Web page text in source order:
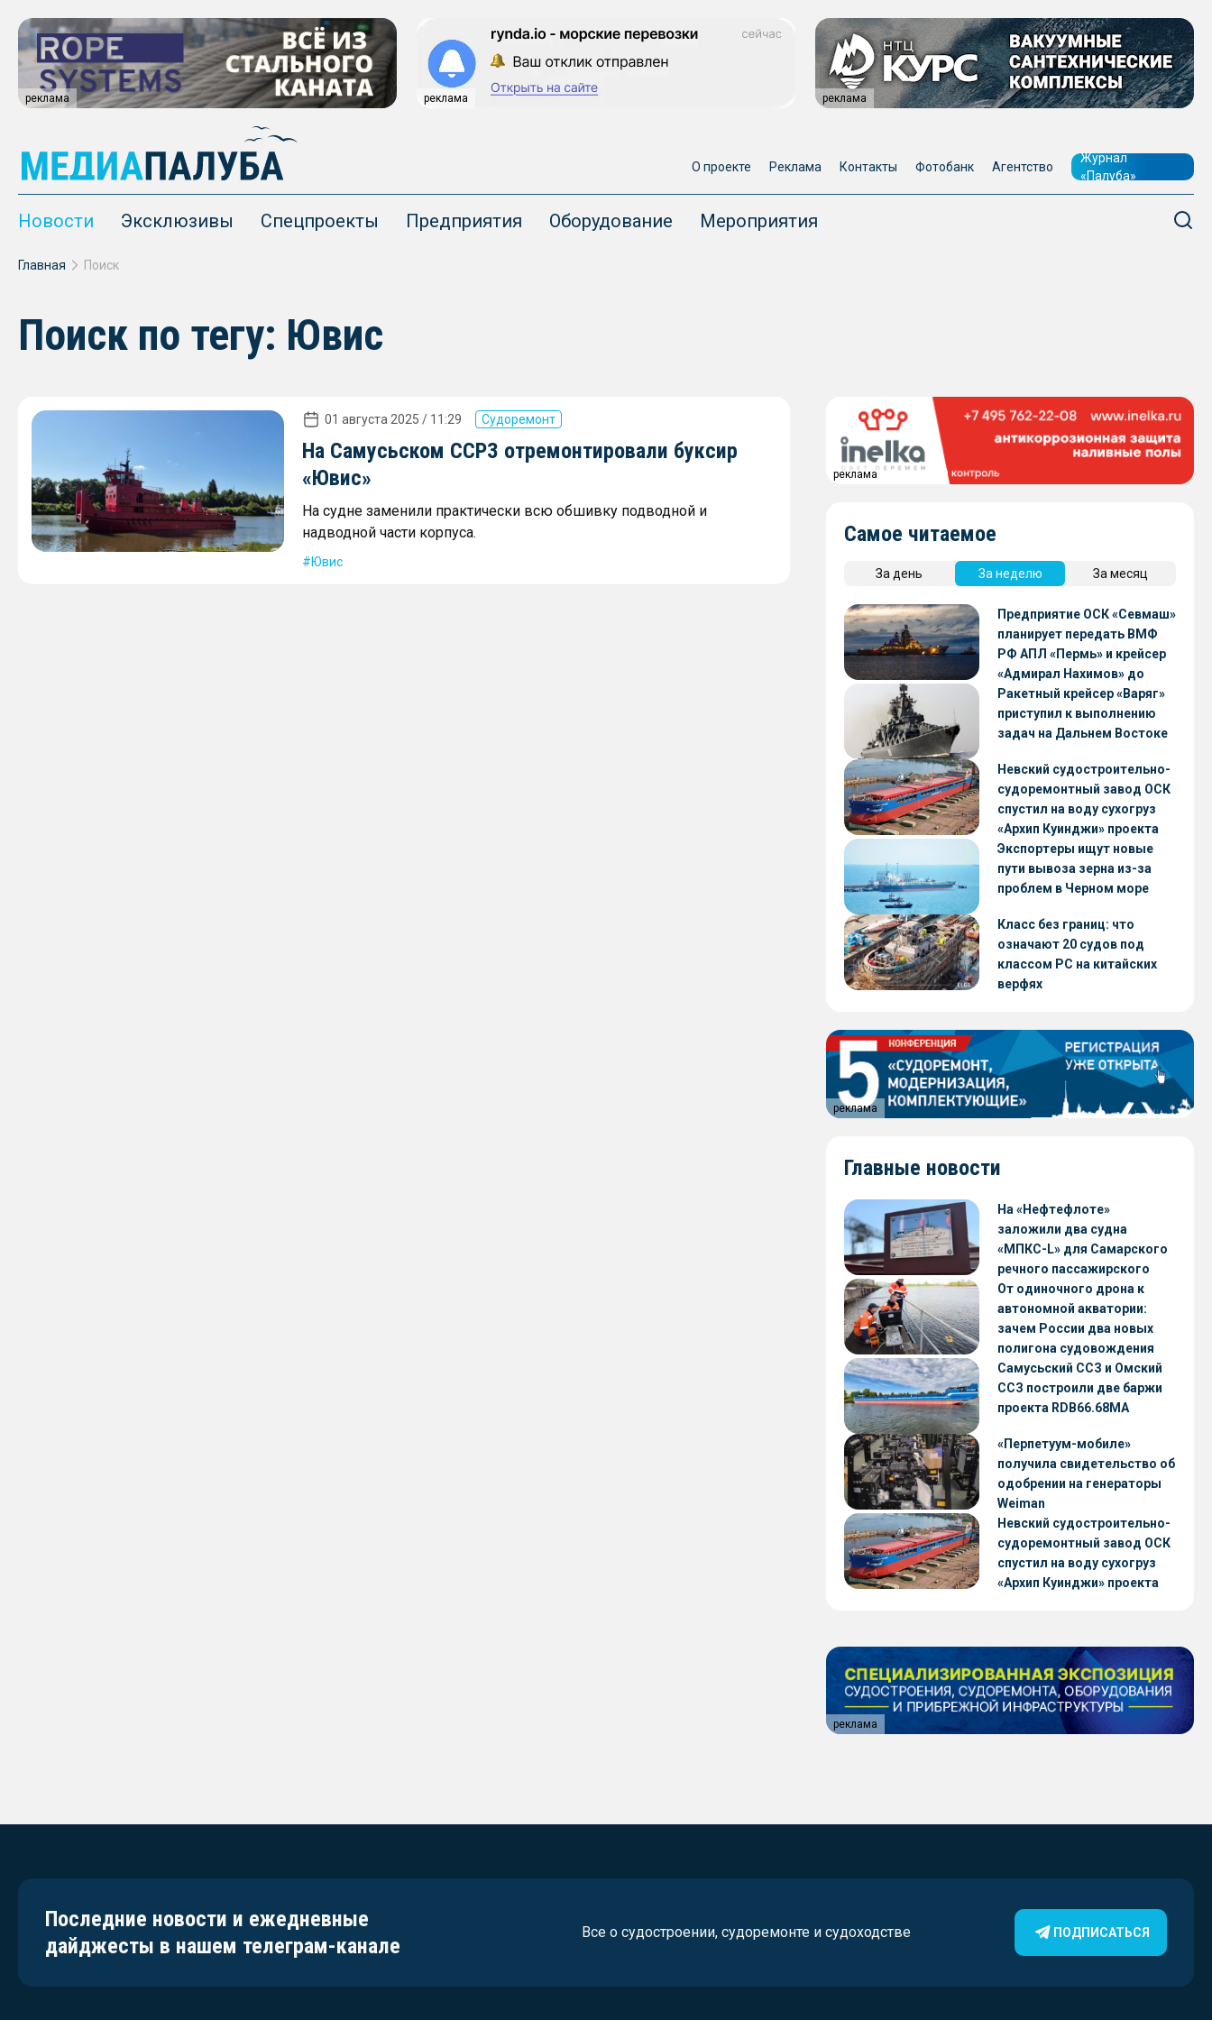
реклама реклама реклама
О проекте Реклама Контакты Фотобанк Агентство
Журнал
«Палуба»
Новости Эксклюзивы Спецпроекты Предприятия Оборудование Мероприятия
Главная Поиск
Поиск по тегу: Ювис
01 августа 2025 / 11:29 Судоремонт
На Самусьском ССРЗ отремонтировали буксир
«Ювис»
На судне заменили практически всю обшивку подводной и
надводной части корпуса.
Ювис
реклама
Самое читаемое
За день За неделю За месяц
Предприятие ОСК «Севмаш»
планирует передать ВМФ
РФ АПЛ «Пермь» и крейсер
«Адмирал Нахимов» до
конца 2026 года
Ракетный крейсер «Варяг»
приступил к выполнению
задач на Дальнем Востоке
Невский судостроительно-
судоремонтный завод ОСК
спустил на воду сухогруз
«Архип Куинджи» проекта
RSD59
Экспортеры ищут новые
пути вывоза зерна из-за
проблем в Черном море
Класс без границ: что
означают 20 судов под
классом РС на китайских
верфях
реклама
Главные новости
На «Нефтефлоте»
заложили два судна
«МПКС-L» для Самарского
речного пассажирского
предприятия
От одиночного дрона к
автономной акватории:
зачем России два новых
полигона судовождения
Самусьский ССЗ и Омский
ССЗ построили две баржи
проекта RDB66.68МА
«Перпетуум-мобиле»
получила свидетельство об
одобрении на генераторы
Weiman
Невский судостроительно-
судоремонтный завод ОСК
спустил на воду сухогруз
«Архип Куинджи» проекта
реклама
Последние новости и ежедневные
дайджесты в нашем телеграм-канале
Все о судостроении, судоремонте и судоходстве ПОДПИСАТЬСЯ